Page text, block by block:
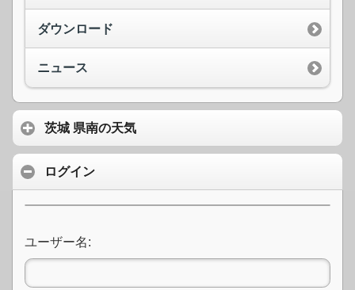
ダウンロード
ニュース
茨城 県南の天気
ログイン
ユーザー名: